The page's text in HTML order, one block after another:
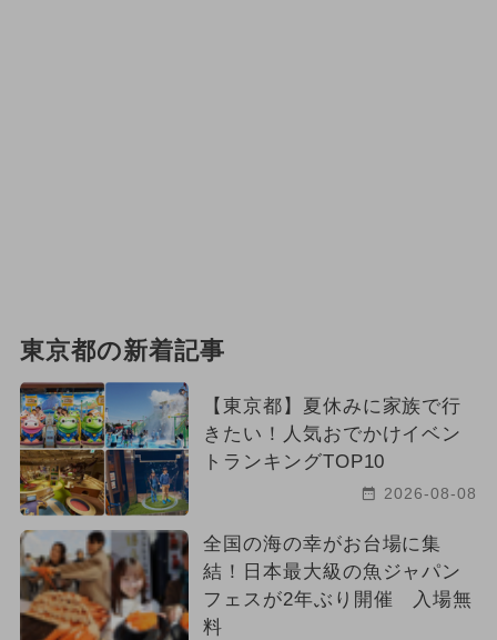
東京都の新着記事
【東京都】夏休みに家族で行
きたい！人気おでかけイベン
トランキングTOP10
2026-08-08
全国の海の幸がお台場に集
結！日本最大級の魚ジャパン
フェスが2年ぶり開催 入場無
料